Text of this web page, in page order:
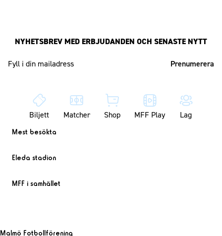
NYHETSBREV MED ERBJUDANDEN OCH SENASTE NYTT
Biljett Matcher Shop MFF Play Lag
Mest besökta
Eleda stadion
MFF i samhället
Malmö Fotbollförening